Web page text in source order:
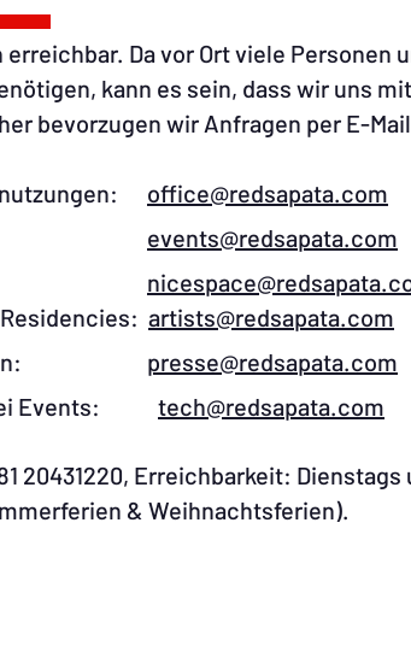
Da vor Ort viele Personen
kann es sein, dass wir uns mit
bevorzugen wir Anfragen per E-
office@redsapata.com​
events@redsapata.com
Residencies:artists@redsapata.com
presse@redsapata.com
bei Events:tech@redsapata.com​​
20431220, Erreichbarkeit: Dienstags
& Weihnachtsferien).